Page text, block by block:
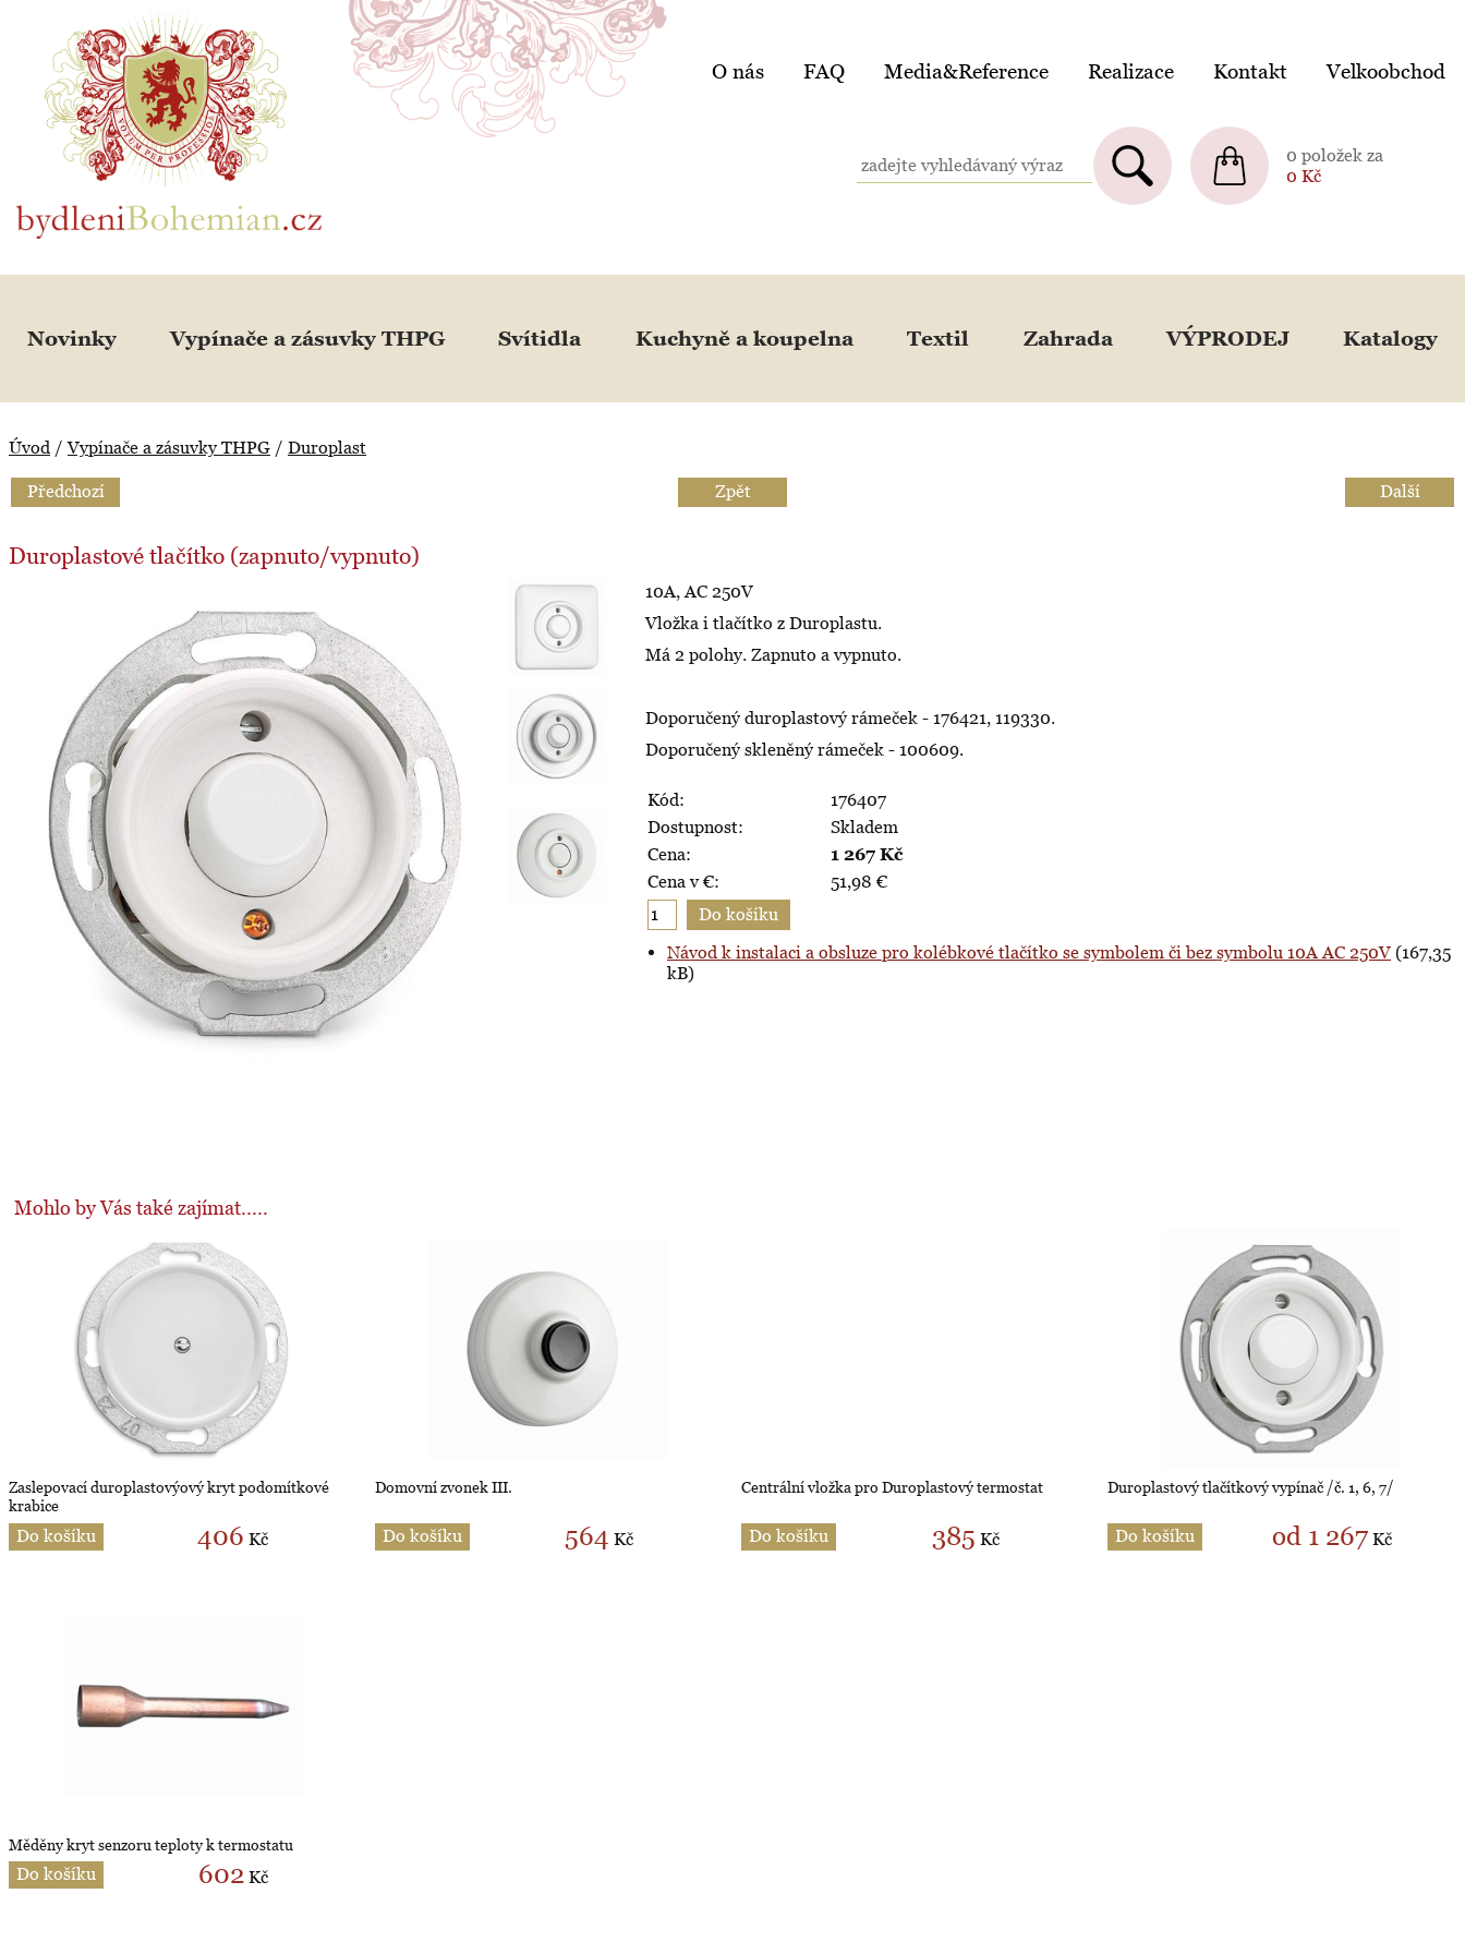
BydleniBohemian.cz
O nás FAQ Media&Reference Realizace Kontakt Velkoobchod
0 položek za
0 Kč
Novinky Vypínače a zásuvky THPG Svítidla Kuchyně a koupelna Textil Zahrada VÝPRODEJ Katalogy
Úvod /Vypínače a zásuvky THPG / Duroplast
Předchozí Zpět Další
Duroplastové tlačítko (zapnuto/vypnuto)
10A, AC 250V
Vložka i tlačítko z Duroplastu.
Má 2 polohy. Zapnuto a vypnuto.
Doporučený duroplastový rámeček - 176421, 119330.
Doporučený skleněný rámeček - 100609.
Kód:
176407
Dostupnost:
Skladem
Cena:
1 267 Kč
Cena v €:
51,98 €
Návod k instalaci a obsluze pro kolébkové tlačítko se symbolem či bez symbolu 10A AC 250V (167,35
kB)
Mohlo by Vás také zajímat.....
Zaslepovací duroplastovýový kryt podomítkové
krabice
Do košíku 406 Kč
Domovní zvonek III.
Do košíku 564 Kč
Centrální vložka pro Duroplastový termostat
Do košíku 385 Kč
Duroplastový tlačítkový vypínač /č. 1, 6, 7/
Do košíku od 1 267 Kč
Měděny kryt senzoru teploty k termostatu
Do košíku 602 Kč